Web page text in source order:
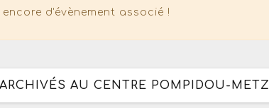
d'évènement associé !
AU CENTRE POMPIDOU-METZ